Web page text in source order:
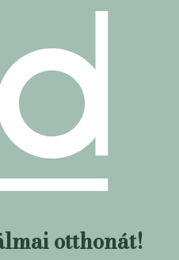
otthonát!